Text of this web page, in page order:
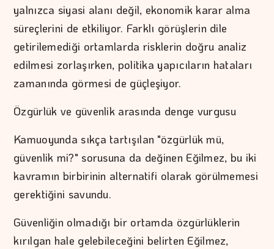
yalnızca siyasi alanı değil, ekonomik karar alma
süreçlerini de etkiliyor. Farklı görüşlerin dile
getirilemediği ortamlarda risklerin doğru analiz
edilmesi zorlaşırken, politika yapıcıların hataları
zamanında görmesi de güçleşiyor.
Özgürlük ve güvenlik arasında denge vurgusu
Kamuoyunda sıkça tartışılan "özgürlük mü,
güvenlik mi?" sorusuna da değinen Eğilmez, bu iki
kavramın birbirinin alternatifi olarak görülmemesi
gerektiğini savundu.
Güvenliğin olmadığı bir ortamda özgürlüklerin
kırılgan hale gelebileceğini belirten Eğilmez,